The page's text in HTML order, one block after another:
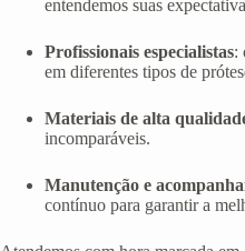
entendemos suas
Profissionais especialistas:
em diferentes tipos de
Materiais de alta
incomparáveis.
Manutenção e
contínuo para garantir a